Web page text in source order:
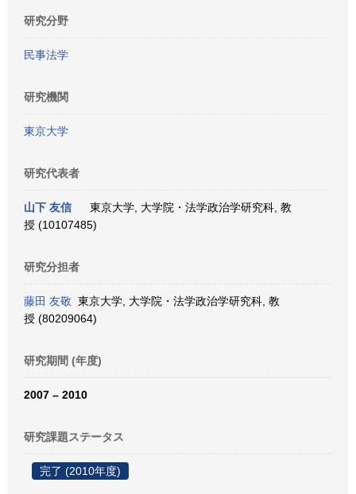
研究分野
民事法学
研究機関
東京大学
研究代表者
山下 友信
東京大学, 大学院・法学政治学研究科, 教
授 (10107485)
研究分担者
藤田 友敬 東京大学, 大学院・法学政治学研究科, 教
授 (80209064)
研究期間 (年度)
2007 – 2010
研究課題ステータス
完了 (2010年度)